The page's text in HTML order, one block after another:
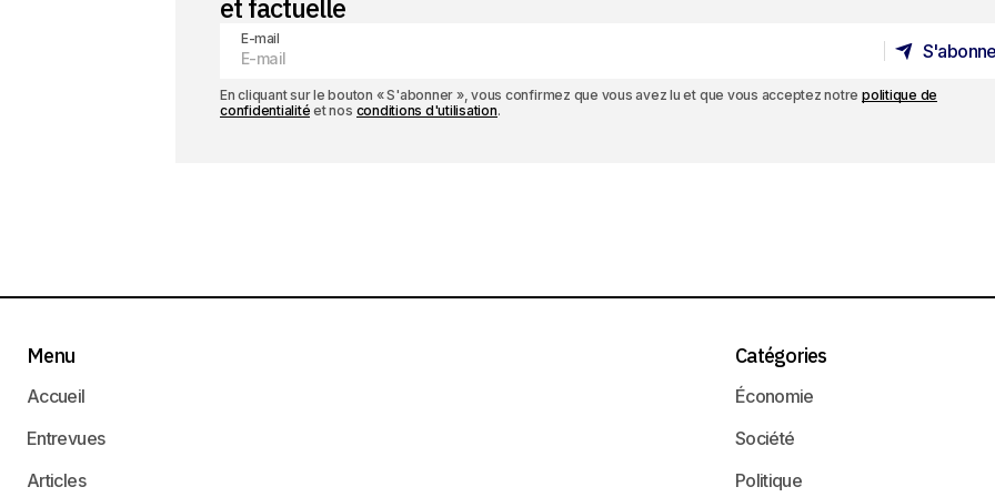
et factuelle
E-mail
En cliquant sur le bouton « S'abonner », vous confirmez que vous avez lu et que vous acceptez notrepolitique de
confidentialité et nos conditions d'utilisation.
Menu
Accueil
Entrevues
Articles
Catégories
Économie
Société
Politique